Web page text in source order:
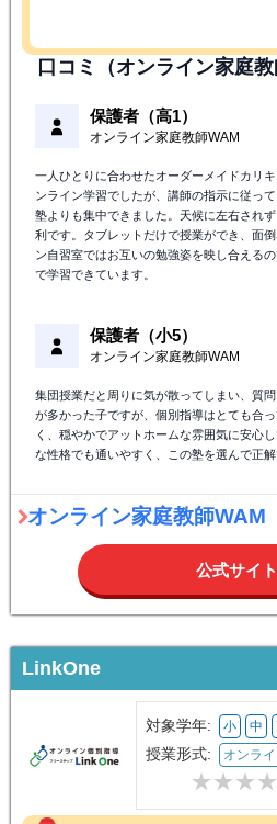
口コミ（オンライン家庭教
保護者（高1）
オンライン家庭教師WAM
一人ひとりに合わせたオーダーメイドカリ
ンライン学習でしたが、講師の指示に従っ
塾よりも集中できました。天候に左右され
利です。タブレットだけで授業ができ、面
ン自習室ではお互いの勉強姿を映し合える
で学習できています。
保護者（小5）
オンライン家庭教師WAM
集団授業だと周りに気が散ってしまい、質
が多かった子ですが、個別指導はとても合
く、穏やかでアットホームな雰囲気に安心
な性格でも通いやすく、この塾を選んで正解
オンライン家庭教師WAM
公式サイ
LinkOne
対象学年: 小 中
授業形式: オンラ